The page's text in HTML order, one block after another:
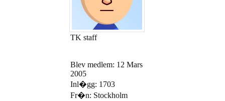
TK staff
Blev medlem: 12 Mars
2005
Inl�gg: 1703
Fr�n: Stockholm